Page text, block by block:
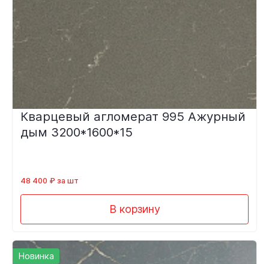
Кварцевый агломерат 995 Ажурный
дым 3200*1600*15
48 400 ₽ за шт
В корзину
Новинка